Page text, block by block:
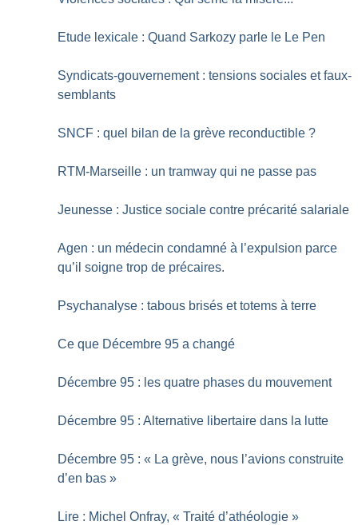
Etude lexicale : Quand Sarkozy parle le Le Pen
Syndicats-gouvernement : tensions sociales et faux-
semblants
SNCF : quel bilan de la grève reconductible ?
RTM-Marseille : un tramway qui ne passe pas
Jeunesse : Justice sociale contre précarité salariale
Agen : un médecin condamné à l’expulsion parce
qu’il soigne trop de précaires.
Psychanalyse : tabous brisés et totems à terre
Ce que Décembre 95 a changé
Décembre 95 : les quatre phases du mouvement
Décembre 95 : Alternative libertaire dans la lutte
Décembre 95 : « La grève, nous l’avions construite
d’en bas »
Lire : Michel Onfray, « Traité d’athéologie »